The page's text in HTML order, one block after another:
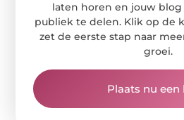
laten horen en jouw
publiek te delen. Klik op de
zet de eerste stap naar
groei.
Plaats nu een